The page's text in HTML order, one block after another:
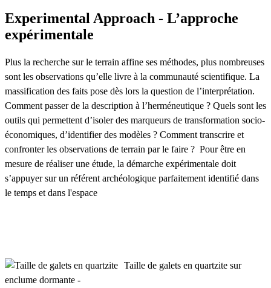
Experimental Approach - L’approche
expérimentale
Plus la recherche sur le terrain affine ses méthodes, plus nombreuses
sont les observations qu’elle livre à la communauté scientifique. La
massification des faits pose dès lors la question de l’interprétation.
Comment passer de la description à l’herméneutique ? Quels sont les
outils qui permettent d’isoler des marqueurs de transformation socio-
économiques, d’identifier des modèles ? Comment transcrire et
confronter les observations de terrain par le faire ? Pour être en
mesure de réaliser une étude, la démarche expérimentale doit
s’appuyer sur un référent archéologique parfaitement identifié dans
le temps et dans l'espace
Taille de galets en quartzite sur
enclume dormante -